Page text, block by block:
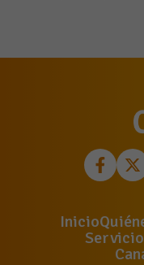
Inicio